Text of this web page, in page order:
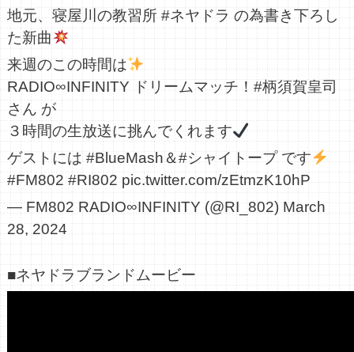
地元、寝屋川の教習所 #ネヤドラ の為書き下ろし
た新曲
来週のこの時間は
RADIO∞INFINITY ドリームマッチ！ #柄須賀皇司
さん が
３時間の生放送に挑んでくれます
ゲストには #BlueMash ＆#シャイトープです
#FM802 #RI802 pic.twitter.com/zEtmzK10hP
— FM802 RADIO∞INFINITY (@RI_802) March
28, 2024
■ネヤドラブランドムービー